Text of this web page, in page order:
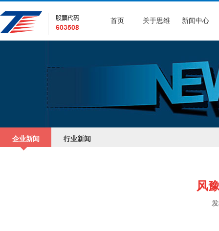
首页 关于思维 新闻中心
企业新闻 行业新闻
风